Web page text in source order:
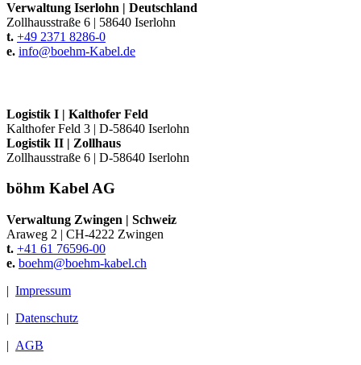
Verwaltung Iserlohn | Deutschland
Zollhausstraße 6 | 58640 Iserlohn
t. +49 2371 8286-0
e. info@boehm-Kabel.de
Logistik I | Kalthofer Feld
Kalthofer Feld 3 | D-58640 Iserlohn
Logistik II | Zollhaus
Zollhausstraße 6 | D-58640 Iserlohn
böhm Kabel AG
Verwaltung Zwingen | Schweiz
Araweg 2 | CH-4222 Zwingen
t. +41 61 76596-00
e. boehm@boehm-kabel.ch
| Impressum
| Datenschutz
| AGB